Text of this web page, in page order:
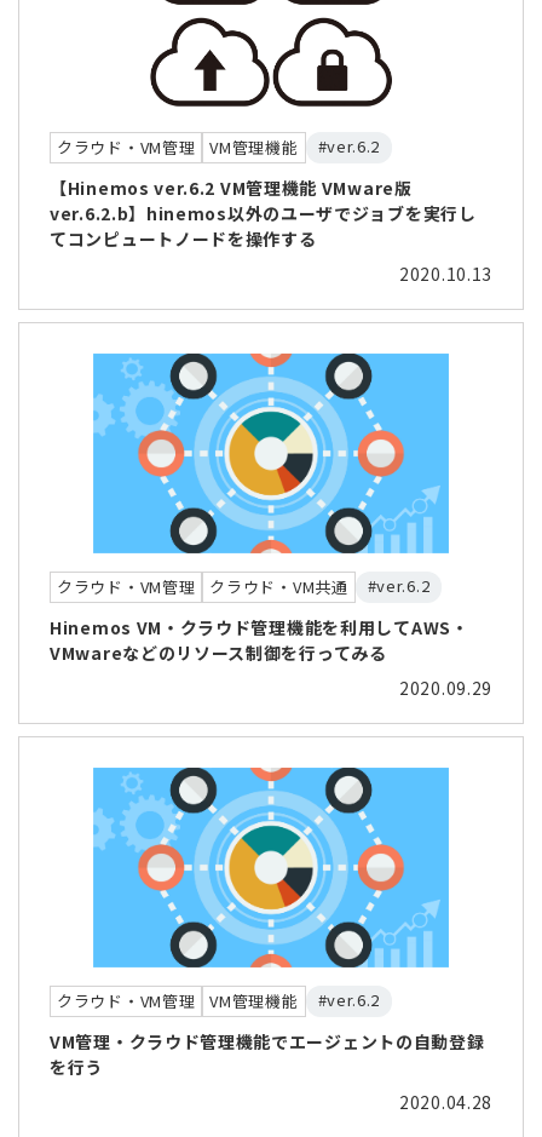
クラウド・VM管理 VM管理機能 #ver.6.2
【Hinemos ver.6.2 VM管理機能 VMware版
ver.6.2.b】hinemos以外のユーザでジョブを実行し
てコンピュートノードを操作する
2020.10.13
クラウド・VM管理 クラウド・VM共通 #ver.6.2
Hinemos VM・クラウド管理機能を利用してAWS・
VMwareなどのリソース制御を行ってみる
2020.09.29
クラウド・VM管理 VM管理機能 #ver.6.2
VM管理・クラウド管理機能でエージェントの自動登録
を行う
2020.04.28